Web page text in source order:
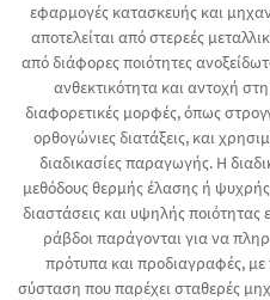
εφαρμογές κατασκευής και
αποτελείται από στερεές
από διάφορες ποιότητες
ανθεκτικότητα και αντοχή
διαφορετικές μορφές, όπως
ορθογώνιες διατάξεις, και
διαδικασίες παραγωγής. Η
μεθόδους θερμής έλασης ή
διαστάσεις και υψηλής
ράβδοι παράγονται για να
πρότυπα και προδιαγραφές, με
σύσταση που παρέχει σταθερές